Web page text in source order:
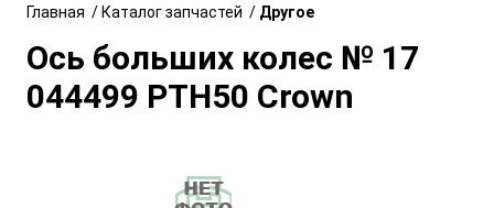
Главная /Каталог запчастей / Другое
Ось больших колес № 17
044499 РТН50 Crown